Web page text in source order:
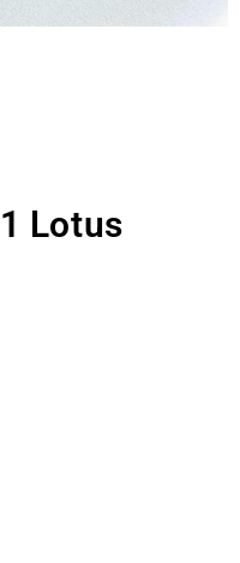
Lotus